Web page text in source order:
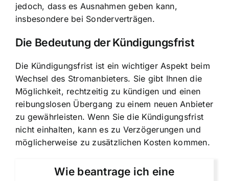
jedoch, dass es Ausnahmen geben kann,
insbesondere bei Sonderverträgen.
Die Bedeutung der Kündigungsfrist
Die Kündigungsfrist ist ein wichtiger Aspekt beim
Wechsel des Stromanbieters. Sie gibt Ihnen die
Möglichkeit, rechtzeitig zu kündigen und einen
reibungslosen Übergang zu einem neuen Anbieter
zu gewährleisten. Wenn Sie die Kündigungsfrist
nicht einhalten, kann es zu Verzögerungen und
möglicherweise zu zusätzlichen Kosten kommen.
Wie beantrage ich eine